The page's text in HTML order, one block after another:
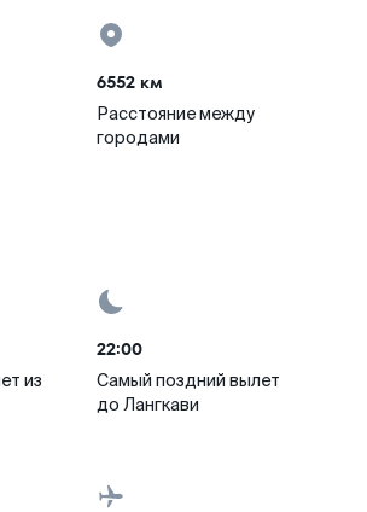
6552 км
Расстояние между
городами
из
22:00
Самый поздний вылет
до Лангкави